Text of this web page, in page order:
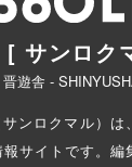
[ サンロク
遊舎 -
ンロクマル）は
報サイトです。編